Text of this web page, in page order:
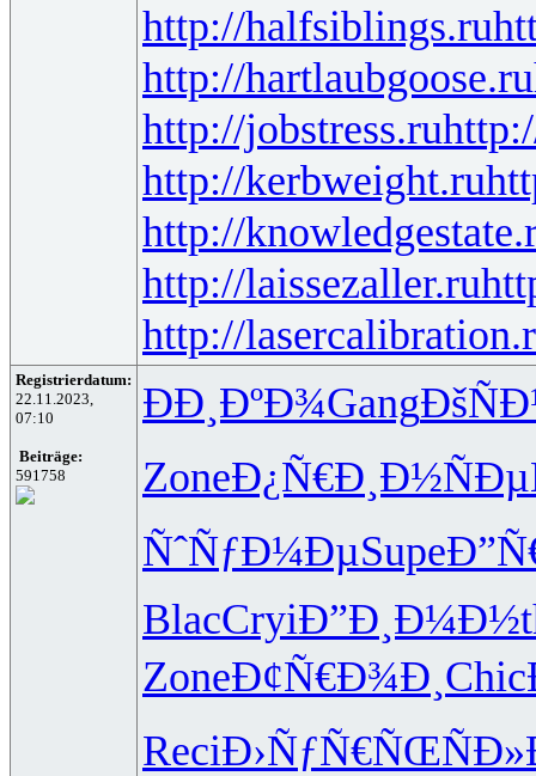
http://halfsiblings.ru
http://hartlaubgoose.ru
http://jobstress.ru
http://kerbweight.ru
http://
http://laissezaller.ru
http://
Registrierdatum:
22.11.2023,
07:10
Beiträge:
591758
ÐÐ¸ÐºÐ¾Gang
ZoneÐ¿Ñ€Ð¸Ð½
ÑˆÑƒÐ¼ÐµSupe
BlacCryiÐ”Ð¸Ð¼Ð½
ZoneÐ¢Ñ€Ð¾Ð¸ Chic
ReciÐ›ÑƒÑ€ÑŒ